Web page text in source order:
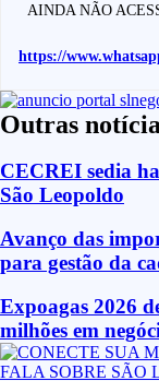
AINDA NÃO
https://
Outras
CECREI sedia
São Leopoldo
Avanço das
para gestão da
Expoagas 2026
milhões em